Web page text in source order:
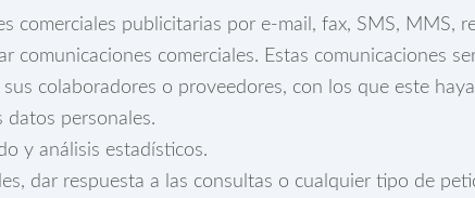
comerciales publicitarias por e-mail, fax, SMS,
comunicaciones comerciales. Estas comunicaciones
colaboradores o proveedores, con los que este
datos personales.
y análisis estadísticos.
dar respuesta a las consultas o cualquier tipo de